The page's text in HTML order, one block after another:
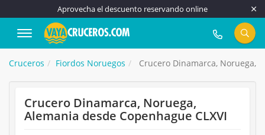
Aprovecha el descuento reservando online
917 815 555
Cruceros Fiordos Noruegos Crucero Dinamarca, Noruega,
Crucero Dinamarca, Noruega,
Alemania desde Copenhague CLXVI